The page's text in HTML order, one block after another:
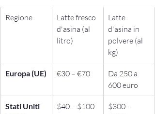
Regione
Latte fresco
d'asina (al
litro)
Latte
d'asina in
polvere (al
kg)
Europa (UE) €30 – €70
Da 250 a
600 euro
Stati Uniti
$40 – $100
$300 –